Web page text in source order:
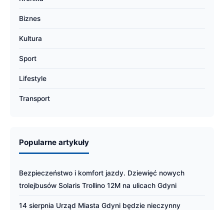
Biznes
Kultura
Sport
Lifestyle
Transport
Popularne artykuły
Bezpieczeństwo i komfort jazdy. Dziewięć nowych
trolejbusów Solaris Trollino 12M na ulicach Gdyni
14 sierpnia Urząd Miasta Gdyni będzie nieczynny